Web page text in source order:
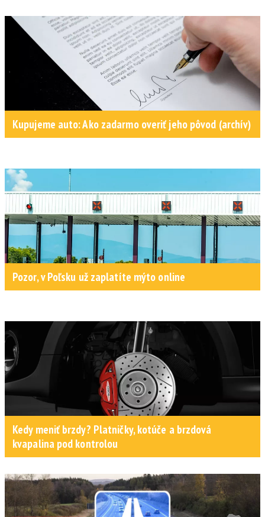
Kupujeme auto: Ako zadarmo overiť jeho pôvod (archív)
Pozor, v Poľsku už zaplatíte mýto online
Kedy meniť brzdy? Platničky, kotúče a brzdová
kvapalina pod kontrolou